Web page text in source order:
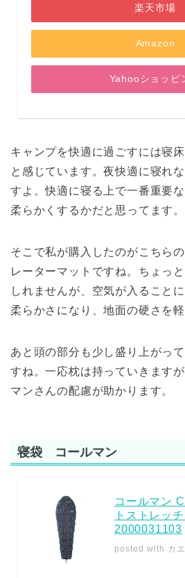
楽天市場
Amazon
Yahooショッピ
キャンプを快適に過ごすには寝
と感じています。夜快適に寝れ
すよ。快適に寝る上で一番重要
柔らかくするかだと思ってます。
そこで私が購入したのがこちら
レーターマットですね。ちょっ
しれませんが、空気が入ること
柔らかさになり、地面の硬さを
あと頭の部分も少し盛り上がっ
すね。一応枕は持っていきます
マンさんの配慮が助かります。
寝袋 コールマン
コールマン
トストレッ
2000031103
posted with カ